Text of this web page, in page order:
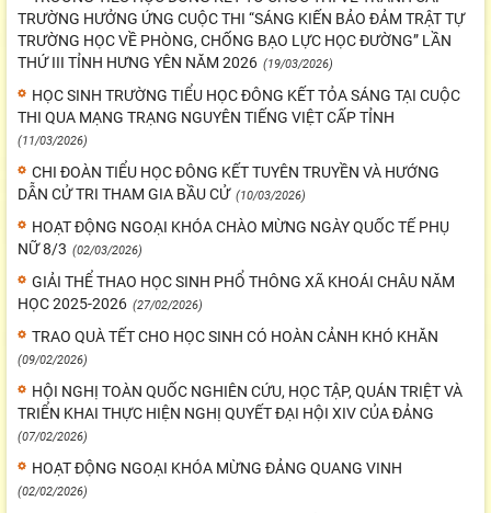
TRƯỜNG HƯỞNG ỨNG CUỘC THI “SÁNG KIẾN BẢO ĐẢM TRẬT TỰ
TRƯỜNG HỌC VỀ PHÒNG, CHỐNG BẠO LỰC HỌC ĐƯỜNG” LẦN
THỨ III TỈNH HƯNG YÊN NĂM 2026 (19/03/2026)
HỌC SINH TRƯỜNG TIỂU HỌC ĐÔNG KẾT TỎA SÁNG TẠI CUỘC
THI QUA MẠNG TRẠNG NGUYÊN TIẾNG VIỆT CẤP TỈNH
(11/03/2026)
CHI ĐOÀN TIỂU HỌC ĐÔNG KẾT TUYÊN TRUYỀN VÀ HƯỚNG
DẪN CỬ TRI THAM GIA BẦU CỬ (10/03/2026)
HOẠT ĐỘNG NGOẠI KHÓA CHÀO MỪNG NGÀY QUỐC TẾ PHỤ
NỮ 8/3 (02/03/2026)
GIẢI THỂ THAO HỌC SINH PHỔ THÔNG XÃ KHOÁI CHÂU NĂM
HỌC 2025-2026 (27/02/2026)
TRAO QUÀ TẾT CHO HỌC SINH CÓ HOÀN CẢNH KHÓ KHĂN
(09/02/2026)
HỘI NGHỊ TOÀN QUỐC NGHIÊN CỨU, HỌC TẬP, QUÁN TRIỆT VÀ
TRIỂN KHAI THỰC HIỆN NGHỊ QUYẾT ĐẠI HỘI XIV CỦA ĐẢNG
(07/02/2026)
HOẠT ĐỘNG NGOẠI KHÓA MỪNG ĐẢNG QUANG VINH
(02/02/2026)